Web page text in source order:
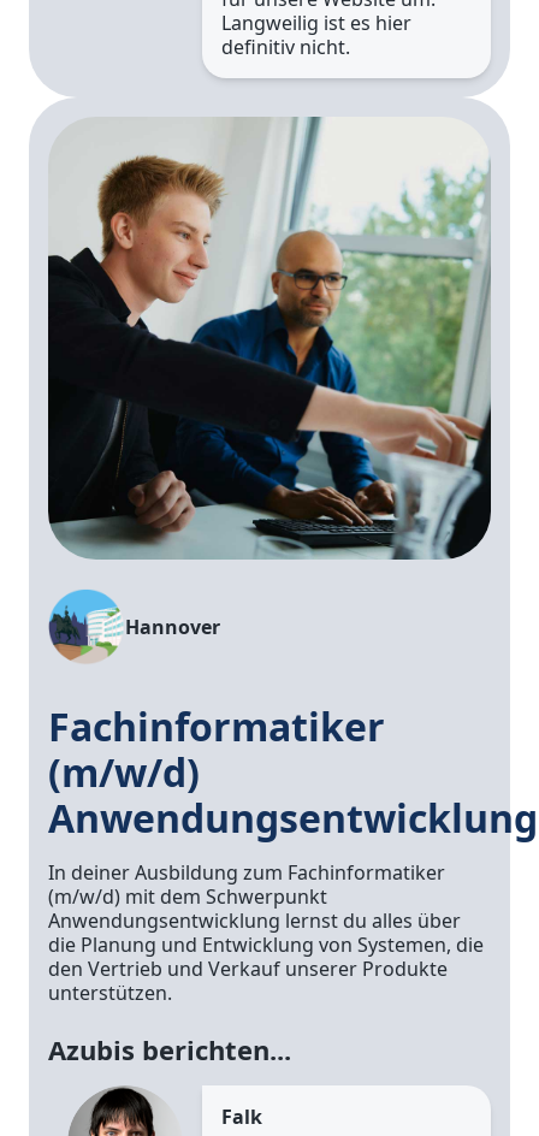
Langweilig ist es hier
definitiv nicht.
Hannover
Fachinformatiker
(m/w/d)
Anwendungsentwicklung
In deiner Ausbildung zum Fachinformatiker
(m/w/d) mit dem Schwerpunkt
Anwendungsentwicklung lernst du alles über
die Planung und Entwicklung von Systemen, die
den Vertrieb und Verkauf unserer Produkte
unterstützen.
Azubis berichten...
Falk